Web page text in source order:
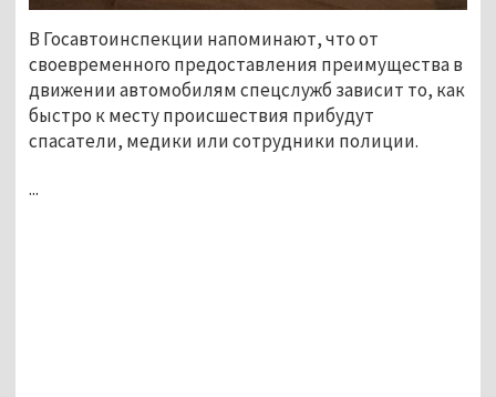
В Госавтоинспекции напоминают, что от
своевременного предоставления преимущества в
движении автомобилям спецслужб зависит то, как
быстро к месту происшествия прибудут
спасатели, медики или сотрудники полиции.
...